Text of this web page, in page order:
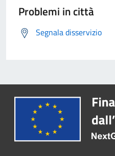
Problemi in città
Segnala disservizio